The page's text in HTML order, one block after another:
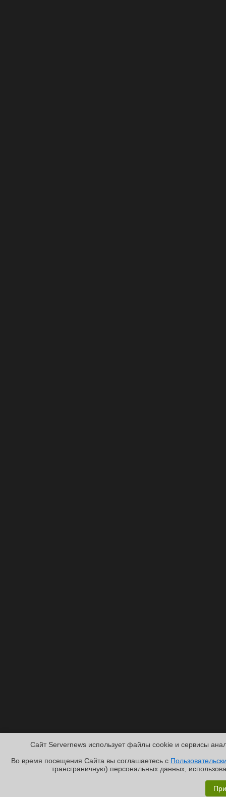
Обзор «малолитражного суперкомпьютера» MSI
Сайт Servernews использует файлы cookie и сервисы
Во время посещения Cайта вы соглашаетесь с
трансграничную) персональных данных,